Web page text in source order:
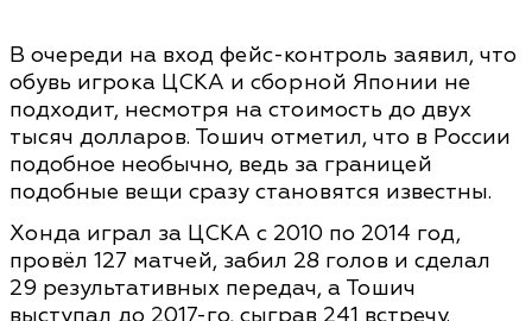
В очереди на вход фейс-контроль заявил, что
обувь игрока ЦСКА и сборной Японии не
подходит, несмотря на стоимость до двух
тысяч долларов. Тошич отметил, что в России
подобное необычно, ведь за границей
подобные вещи сразу становятся известны.
Хонда играл за ЦСКА с 2010 по 2014 год,
провёл 127 матчей, забил 28 голов и сделал
29 результативных передач, а Тошич